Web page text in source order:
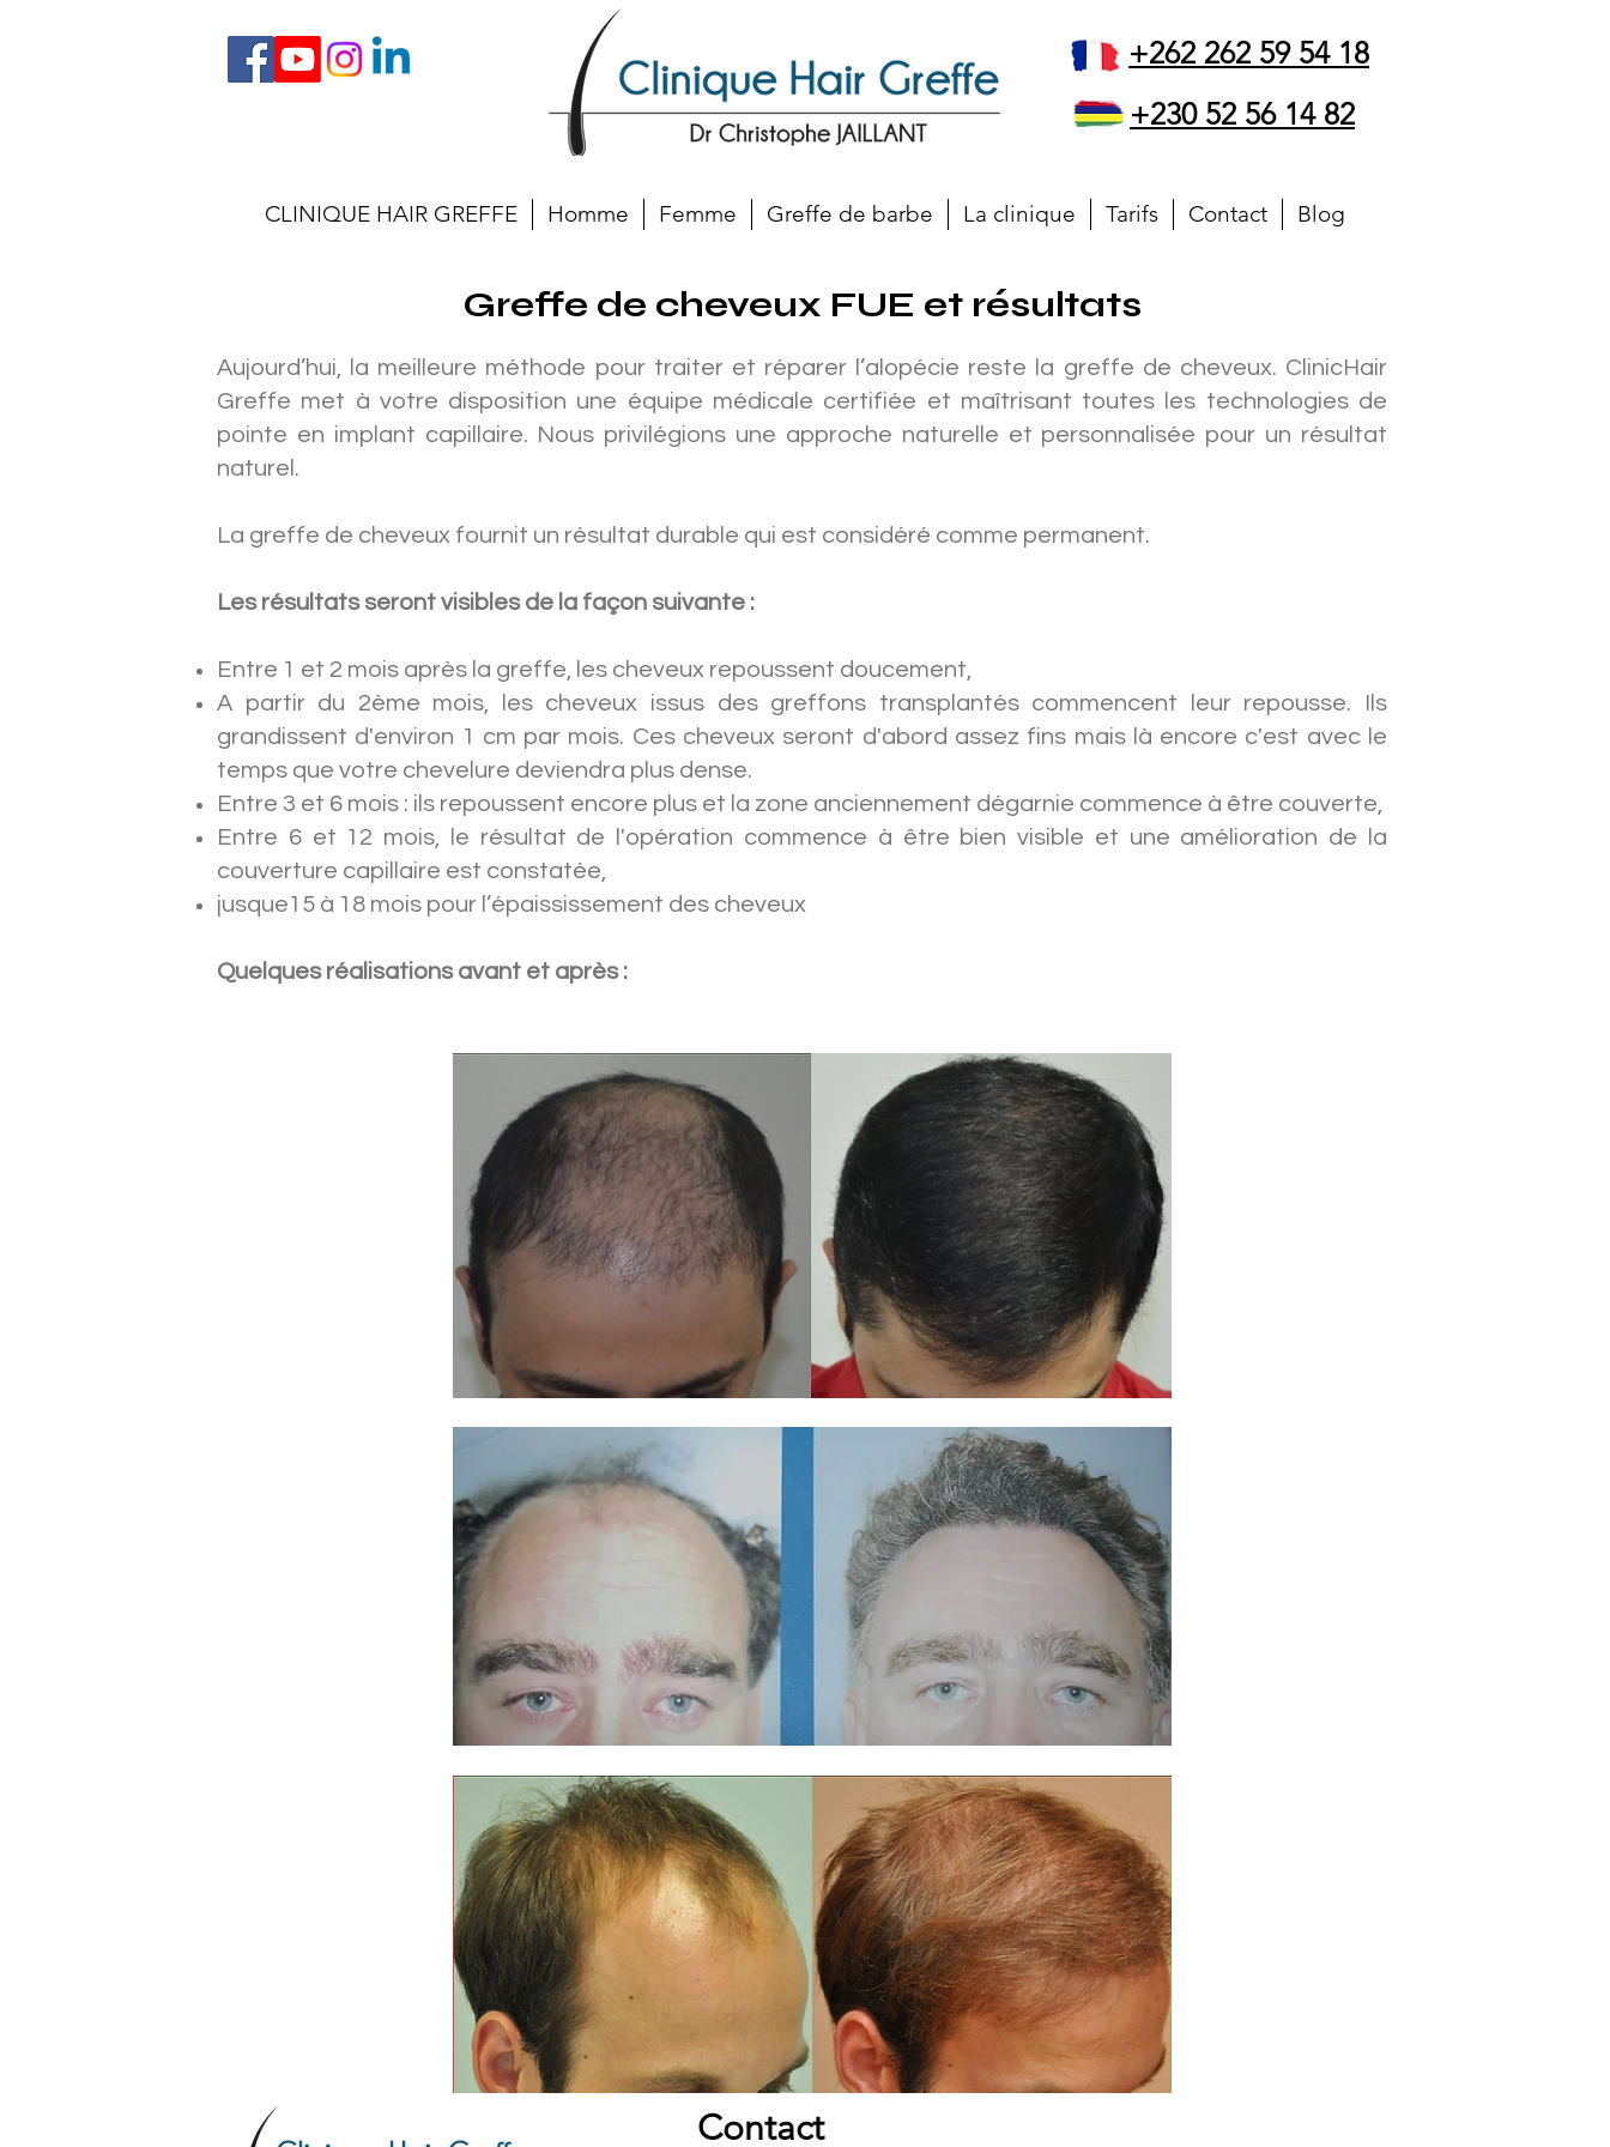
+262 262 59 54 18
+230 52 56 14 82
CLINIQUE HAIR GREFFE Homme Femme Greffe de barbe La clinique Tarifs Contact Blog
Greffe de cheveux FUE et résultats
Aujourd’hui, la meilleure méthode pour traiter et réparer l’alopécie reste la greffe de cheveux. ClinicHair
Greffe met à votre disposition une équipe médicale certifiée et maîtrisant toutes les technologies de
pointe en implant capillaire. Nous privilégions une approche naturelle et personnalisée pour un résultat
naturel.
La greffe de cheveux fournit un résultat durable qui est considéré comme permanent.
Les résultats seront visibles de la façon suivante :
Entre 1 et 2 mois après la greffe, les cheveux repoussent doucement,
A partir du 2ème mois, les cheveux issus des greffons transplantés commencent leur repousse. Ils
grandissent d'environ 1 cm par mois. Ces cheveux seront d'abord assez fins mais là encore c'est avec le
temps que votre chevelure deviendra plus dense.
Entre 3 et 6 mois : ils repoussent encore plus et la zone anciennement dégarnie commence à être couverte,
Entre 6 et 12 mois, le résultat de l'opération commence à être bien visible et une amélioration de la
couverture capillaire est constatée,
jusque15 à 18 mois pour l’épaississement des cheveux
Quelques réalisations avant et après :
Contact